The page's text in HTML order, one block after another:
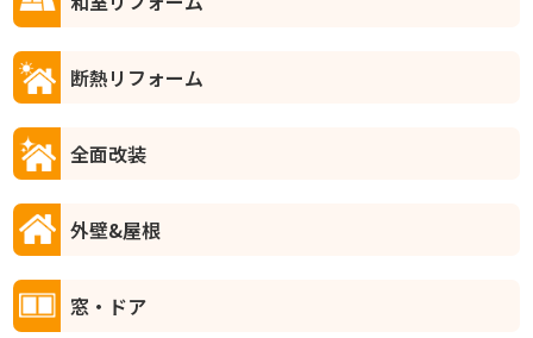
断熱リフォーム
全面改装
外壁&屋根
窓・ドア